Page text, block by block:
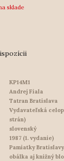
sklade
KP14M1
Andrej Fiala
Tatran Bratislava
Vydavateľská
strán)
slovenský
1987 (1. vydanie)
Pamiatky
obálka aj knižný